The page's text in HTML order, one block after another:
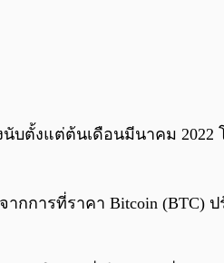
บตั้งแต่ต้นเดือนมีนาคม
การที่ราคา Bitcoin (BTC)